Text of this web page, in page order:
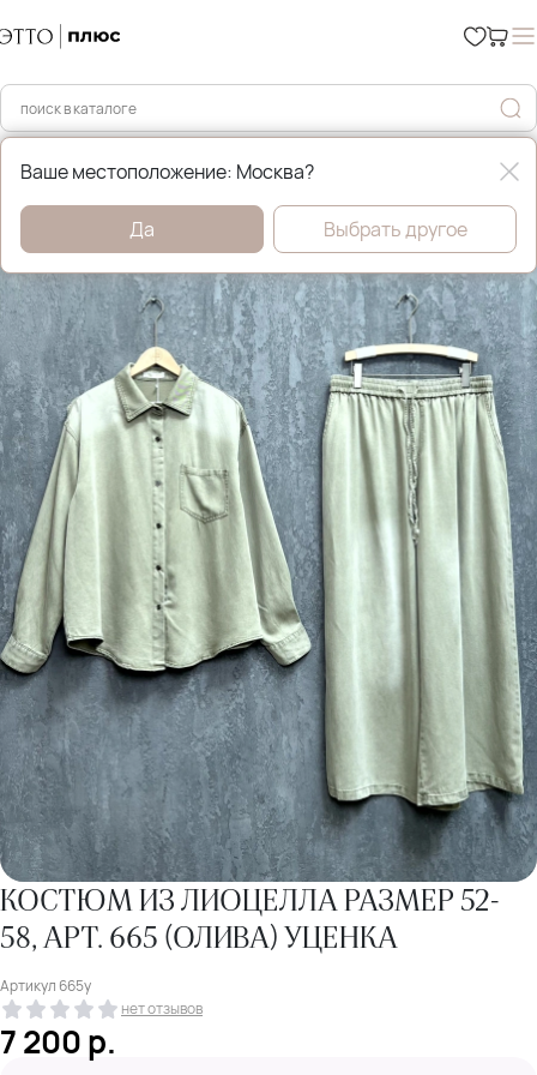
Главная Уценка %
КОСТЮМ ИЗ ЛИОЦЕЛЛА РАЗМЕР 52-
58, АРТ. 665 (ОЛИВА) УЦЕНКА
Артикул 665у
нет отзывов
7 200р.
Ваше местоположение: Москва?
Да Выбрать другое